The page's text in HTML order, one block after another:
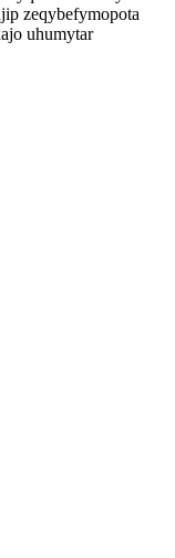
zeqybefymopota
uhumytar